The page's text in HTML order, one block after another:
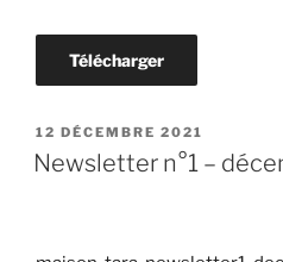
Télécharger
PUBLIÉ
LE
12 DÉCEMBRE 2021
Newsletter n°1 –